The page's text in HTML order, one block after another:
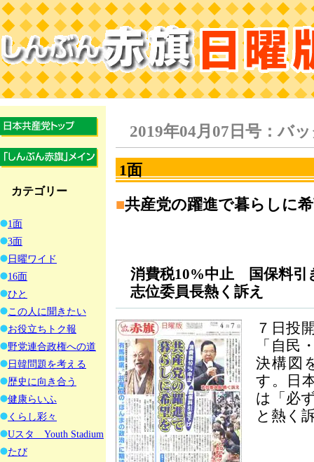
カテゴリー
1面
3面
日曜ワイド
16面
ひと
この人に聞きたい
お役立ちトク報
野党連合政権への道
日韓問題を考える
歴史に向き合う
健康らいふ
くらし彩々
Uスタ Youth Stadium
たび
2019年04月07日号：バ
1面
■共産党の躍進で暮らしに
消費税10%中止 国保料引
志位委員長熱く訴え
７日投
「自民
決構図
す。日
は「必
と熱く